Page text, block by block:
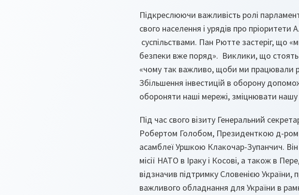
Підкреслюючи важливість ролі
свого населення і урядів про
суспільствами. Пан Рютте застеріг, що
безпеки вже поряд». Виклики, що
«чому так важливо, щоби ми працювали
Збільшення інвестицій в оборону
обороняти наші мережі, зміцнювати нашу
Під час свого візиту Генеральний
Робертом Голобом, Президенткою д-
асамблеї Уршкою Клакочар-Зупанчич.
місії НАТО в Іраку і Косові, а також в
відзначив підтримку Словенією
важливого обладнання для України в